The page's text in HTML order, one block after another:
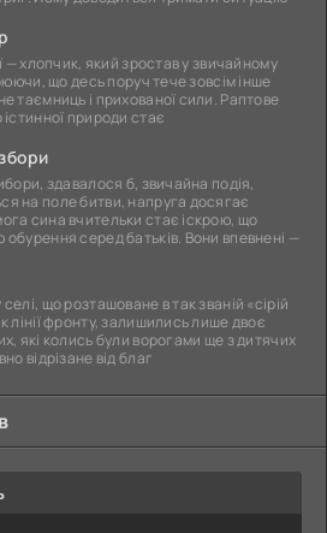
— хлопчик, який зростав у звичайному
що десь поруч тече зовсім інше
таємниць і прихованої сили. Раптове
істинної природи стає
здавалося б, звичайна подія,
на поле битви, напруга досягає
сина вчительки стає іскрою, що
серед батьків. Вони впевнені —
що розташоване в так званій «сірій
лінії фронту, залишились лише двоє
які колись були ворогами ще з дитячих
відрізане від благ